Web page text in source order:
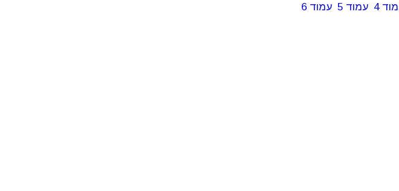
4 עמוד 5 עמוד 6